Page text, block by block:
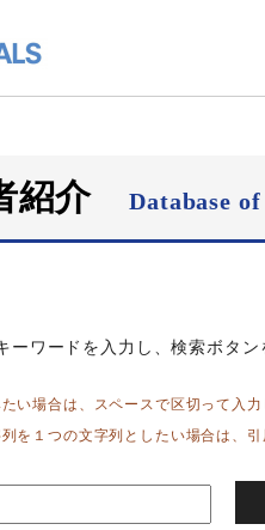
紹介Database
ーワードを入力し、検索ボタン
い場合は、スペースで区切って入力
を１つの文字列としたい場合は、